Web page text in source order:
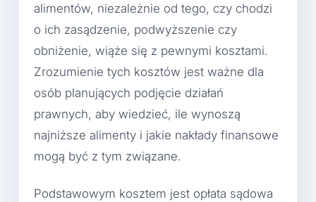
alimentów, niezależnie od tego, czy chodzi
o ich zasądzenie, podwyższenie czy
obniżenie, wiąże się z pewnymi kosztami.
Zrozumienie tych kosztów jest ważne dla
osób planujących podjęcie działań
prawnych, aby wiedzieć, ile wynoszą
najniższe alimenty i jakie nakłady finansowe
mogą być z tym związane.
Podstawowym kosztem jest opłata sądowa